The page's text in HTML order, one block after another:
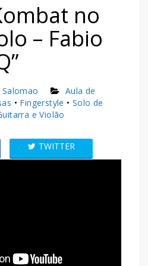
no
– Fabio
Salomao
Aula de
• Fingerstyle • Solo de
e Violão
TWITTER